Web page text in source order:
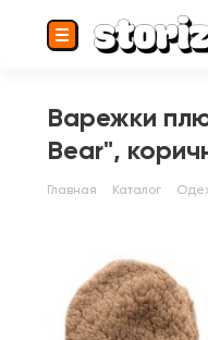
Варежки
Bear",
Главная Каталог